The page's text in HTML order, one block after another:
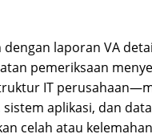
laporan VA
pemeriksaan
IT
sistem aplikasi, dan
celah atau